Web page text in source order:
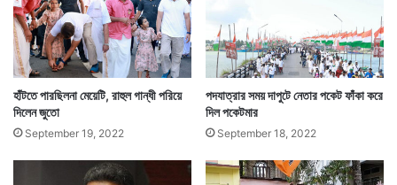
এটা করে উঠতে পারলনা তো এখন কী করবে!
হাঁটতে পারছিলনা মেয়েটি, রাহুল গান্ধী পরিয়ে
দিলেন জুতো
September 19, 2022
পদযাত্রার সময় দাপুটে নেতার পকেট ফাঁকা করে
দিল পকেটমার
September 18, 2022